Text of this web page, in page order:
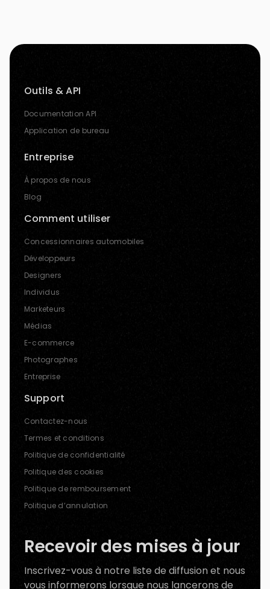
Outils & API
Documentation API
Application de bureau
Entreprise
À propos de nous
Blog
Comment utiliser
Concessionnaires automobiles
Développeurs
Designers
Individus
Marketeurs
Médias
E-commerce
Photographes
Entreprise
Support
Contactez-nous
Termes et conditions
Politique de confidentialité
Politique des cookies
Politique de remboursement
Politique d’annulation
Recevoir des mises à jour
Inscrivez-vous à notre liste de diffusion et nous
vous informerons lorsque nous lancerons de